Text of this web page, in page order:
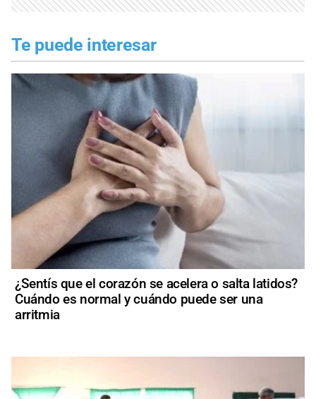
Te puede interesar
¿Sentís que el corazón se acelera o salta latidos?
Cuándo es normal y cuándo puede ser una
arritmia